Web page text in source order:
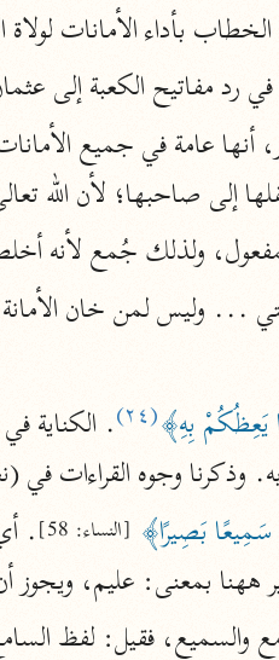
لغة وبلاغة
التحرير
ابن عاشور (١٣٩٣ هـ)
نحو ٢٤ مجلدًا
المحرر
ابن عطية (٥٤٦ هـ)
نحو ٨ مجلدات
أبو حيان (٧٤٥ هـ)
نحو ١٦ مجلدًا
الواحدي (٤٦٨ هـ)
نحو ٢٢ مجلدًا
إرشاد
بأداء الأمانات لولاة
رد مفاتيح الكعبة إلى
أنها عامة في جميع
إلى صاحبها؛ لأن الله
ولذلك جُمع لأنه
... وليس لمن خان
يَعِظُكُمْ بِهِ﴾(٢٤)
وجوه القراءات في
بَصِيرًا﴾ [النساء: 58]
ههنا بمعنى: عليم، ويجوز